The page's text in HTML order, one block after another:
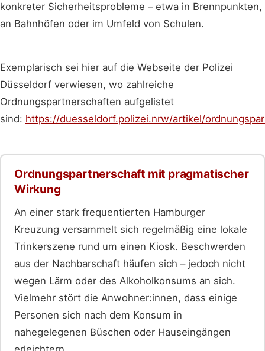
konkreter Sicherheitsprobleme – etwa in Brennpunkten,
an Bahnhöfen oder im Umfeld von Schulen.
Exemplarisch sei hier auf die Webseite der Polizei
Düsseldorf verwiesen, wo zahlreiche
Ordnungspartnerschaften aufgelistet
sind: https://duesseldorf.polizei.nrw/artikel/
Ordnungspartnerschaft mit pragmatischer
Wirkung
An einer stark frequentierten Hamburger
Kreuzung versammelt sich regelmäßig eine lokale
Trinkerszene rund um einen Kiosk. Beschwerden
aus der Nachbarschaft häufen sich – jedoch nicht
wegen Lärm oder des Alkoholkonsums an sich.
Vielmehr stört die Anwohner:innen, dass einige
Personen sich nach dem Konsum in
nahegelegenen Büschen oder Hauseingängen